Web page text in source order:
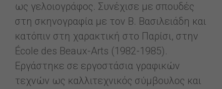
ως γελοιογράφος. Συνέχισε με σπουδές
στη σκηνογραφία με τον Β. Βασιλειάδη και
κατόπιν στη χαρακτική στο Παρίσι, στην
École des Beaux-Arts (1982-1985).
Εργάστηκε σε εργοστάσια γραφικών
τεχνών ως καλλιτεχνικός σύμβουλος και